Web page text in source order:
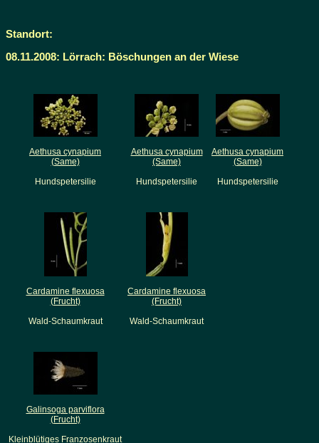
Standort:
08.11.2008: Lörrach: Böschungen an der Wiese
Aethusa cynapium
(Same)
Hundspetersilie
Aethusa cynapium
(Same)
Hundspetersilie
Aethusa cynapium
(Same)
Hundspetersilie
Cardamine flexuosa
(Frucht)
Wald-Schaumkraut
Cardamine flexuosa
(Frucht)
Wald-Schaumkraut
Galinsoga parviflora
(Frucht)
Kleinblütiges Franzosenkraut